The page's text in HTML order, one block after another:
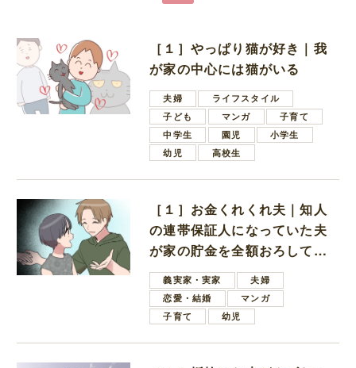
［１］やっぱり猫が好き｜我
が家の中心には猫がいる
夫婦
ライフスタイル
子ども
マンガ
子育て
中学生
園児
小学生
幼児
高校生
［１］お金くれくれ夫｜知人
の連帯保証人になっていた夫
が家の貯金を全額おろしてほ
しいと言ってきた
義実家・実家
夫婦
恋愛・結婚
マンガ
子育て
幼児